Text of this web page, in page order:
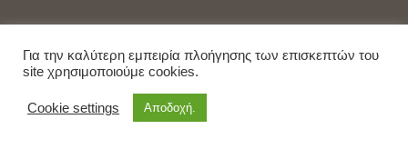
Για την καλύτερη εμπειρία πλοήγησης των επισκεπτών του
site χρησιμοποιούμε cookies.
Cookie settings Αποδοχή.